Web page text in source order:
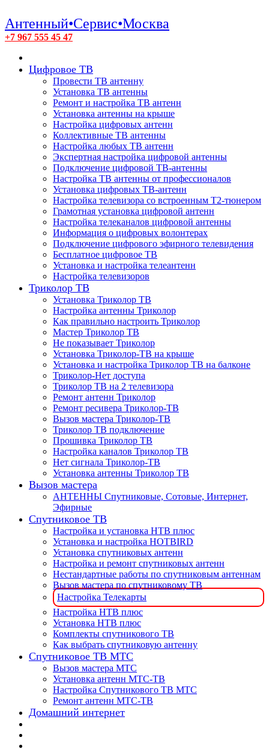
Антенный•Сервис•Москва
+7 967 555 45 47
Цифровое ТВ
Провести ТВ антенну
Установка ТВ антенны
Ремонт и настройка ТВ антенн
Установка антенны на крыше
Настройка цифровых антенн
Коллективные ТВ антенны
Настройка любых ТВ антенн
Экспертная настройка цифровой антенны
Подключение цифровой ТВ-антенны
Настройка ТВ антенны от профессионалов
Установка цифровых ТВ-антенн
Настройка телевизора со встроенным T2-тюнером
Грамотная установка цифровой антенн
Настройка телеканалов цифровой антенны
Информация о цифровых волонтерах
Подключение цифрового эфирного телевидения
Бесплатное цифровое ТВ
Установка и настройка телеантенн
Настройка телевизоров
Триколор ТВ
Установка Триколор ТВ
Настройка антенны Триколор
Как правильно настроить Триколор
Мастер Триколор ТВ
Не показывает Триколор
Установка Триколор-ТВ на крыше
Установка и настройка Триколор ТВ на балконе
Триколор-Нет доступа
Триколор ТВ на 2 телевизора
Ремонт антенн Триколор
Ремонт ресивера Триколор-ТВ
Вызов мастера Триколор-ТВ
Триколор ТВ подключение
Прошивка Триколор ТВ
Настройка каналов Триколор ТВ
Нет сигнала Триколор-ТВ
Установка антенны Триколор ТВ
Вызов мастера
АНТЕННЫ Спутниковые, Сотовые, Интернет,
Эфирные
Спутниковое ТВ
Настройка и установка НТВ плюс
Установка и настройка HOTBIRD
Установка спутниковых антенн
Настройка и ремонт спутниковых антенн
Нестандартные работы по спутниковым антеннам
Вызов мастера по спутниковому ТВ
Настройка Телекарты
Настройка НТВ плюс
Установка НТВ плюс
Комплекты спутникового ТВ
Как выбрать спутниковую антенну
Спутниковое ТВ МТС
Вызов мастера МТС
Установка антенн МТС-ТВ
Настройка Спутникового ТВ МТС
Ремонт антенн МТС-ТВ
Домашний интернет